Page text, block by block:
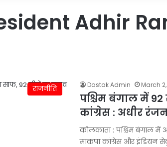
Adhir
राजनीति Dastak Admin March 2,
पश्चिम बंगाल में
कांग्रेस : अधीर
कोलकाता : पश्चिम बंगाल
माकपा कांग्रेस और